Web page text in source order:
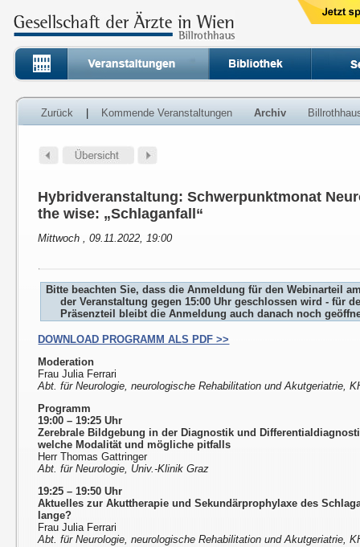
Zurück Kommende Veranstaltungen Archiv
Hybridveranstaltung: Schwerpunktmonat
the wise: „Schlaganfall“
Mittwoch , 09.11.2022, 19:00
Bitte beachten Sie, dass die Anmeldung für den Webinarteil
der Veranstaltung gegen 15:00 Uhr geschlossen wird - für
Präsenzteil bleibt die Anmeldung auch danach noch
DOWNLOAD PROGRAMM ALS PDF >>
Moderation
Frau Julia Ferrari
Abt. für Neurologie, neurologische Rehabilitation und Akutgeriatrie,
Programm
19:00 – 19:25 Uhr
Zerebrale Bildgebung in der Diagnostik und
welche Modalität und mögliche pitfalls
Herr Thomas Gattringer
Abt. für Neurologie, Univ.-Klinik Graz
19:25 – 19:50 Uhr
Aktuelles zur Akuttherapie und Sekundärprophylaxe des
lange?
Frau Julia Ferrari
Abt. für Neurologie, neurologische Rehabilitation und Akutgeriatrie,